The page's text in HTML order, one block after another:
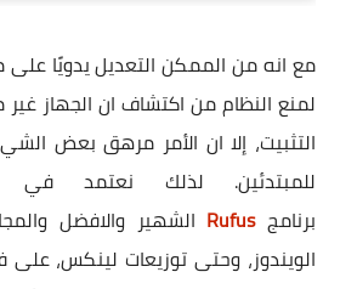
لمنع النظام من اكتشاف ان الجهاز
التثبيت، إلا ان الأمر مرهق بعض
للمبتدئين. لذلك نعتمد
برنامجRufus الشهير والافضل
الويندوز، وحتى توزيعات لينكس،